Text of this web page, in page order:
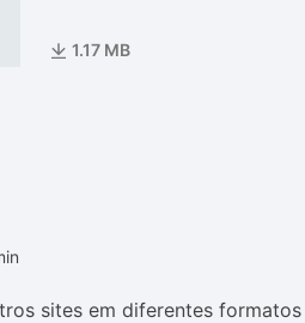
1.17 MB
sites em diferentes